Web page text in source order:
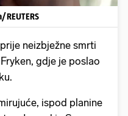
REUTERS
neizbježne smrti
gdje je poslao
ispod planine